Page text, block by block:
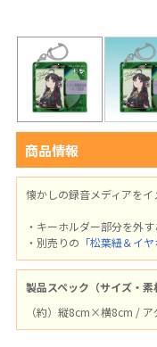
商品情報
懐かしの録音メディアをイ
・キーホルダー部分を外
・別売りの 「松葉紐＆イ
製品スペック（サイズ・素
（約）縦8cm×横8cm / ア